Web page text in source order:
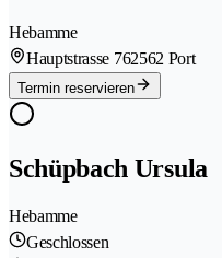
Hebamme
Hauptstrasse 762562 Port
Termin reservieren
Schüpbach Ursula
Hebamme
Geschlossen